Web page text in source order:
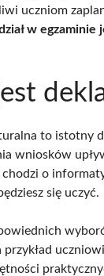
uczniom
w
to istotny
wniosków
chodzi o
się uczyć.
przykład